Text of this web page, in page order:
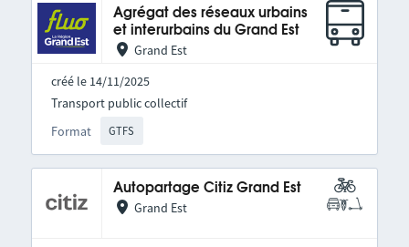
Agrégat des réseaux urbains
et interurbains du Grand Est
Grand Est
créé le 14/11/2025
Format GTFS
Transport public collectif
Autopartage Citiz Grand Est
Grand Est